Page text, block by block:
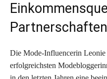
Partnerschaften
Die Mode-Influencerin Leonie
erfolgreichsten